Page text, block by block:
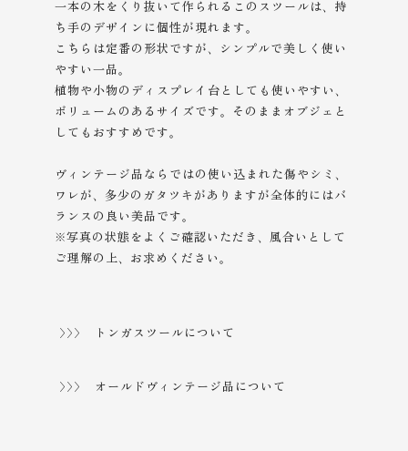
一本の木をくり抜いて作られるこのスツールは、持
ち手のデザインに個性が現れます。
こちらは定番の形状ですが、シンプルで美しく使い
やすい一品。
植物や小物のディスプレイ台としても使いやすい、
ボリュームのあるサイズです。そのままオブジェと
してもおすすめです。
ヴィンテージ品ならではの使い込まれた傷やシミ、
ワレが、多少のガタツキがありますが全体的にはバ
ランスの良い美品です。
※写真の状態をよくご確認いただき、風合いとして
ご理解の上、 お求めください。
>>> トンガスツールについて
>>> オールドヴィンテージ品について